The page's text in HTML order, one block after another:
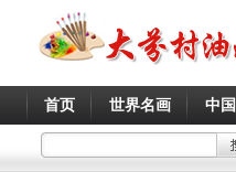
首页 世界名画 中